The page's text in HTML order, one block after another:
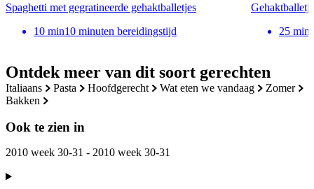
Ontdek meer van dit soort gerechten
italiaans pasta hoofdgerecht wat eten we vandaag
zomer
bakken
Ook te zien in
2010 week 30-31 - 2010 week 30-31
Spaghetti met gegratineerde gehaktballetjes
10 min10 minuten bereidingstijd
25 min